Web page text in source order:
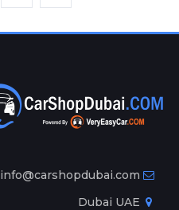
info@carshopdubai.com